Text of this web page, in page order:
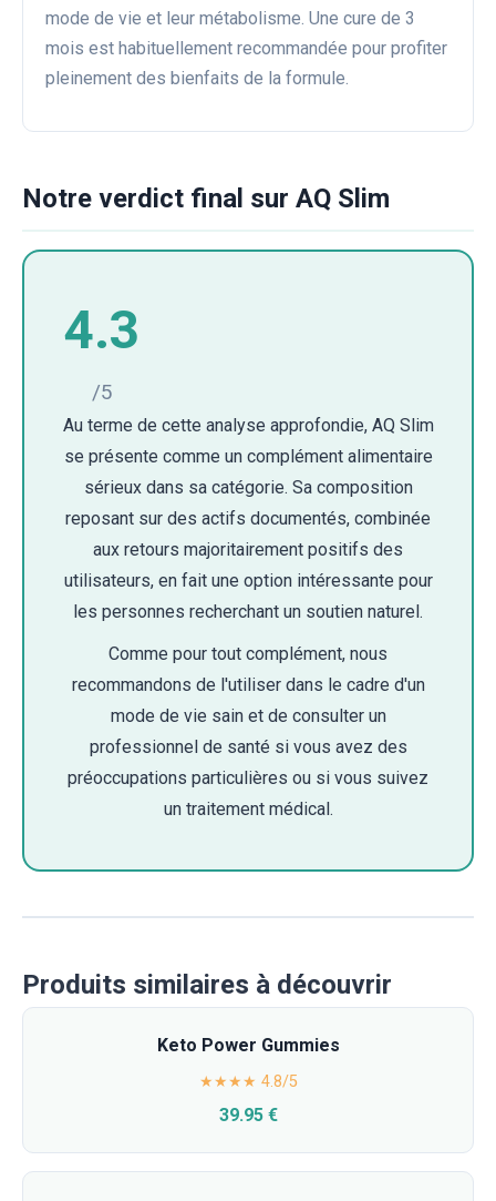
mode de vie et leur métabolisme. Une cure de 3
mois est habituellement recommandée pour profiter
pleinement des bienfaits de la formule.
Notre verdict final sur AQ Slim
4.3
/5
Au terme de cette analyse approfondie, AQ Slim
se présente comme un complément alimentaire
sérieux dans sa catégorie. Sa composition
reposant sur des actifs documentés, combinée
aux retours majoritairement positifs des
utilisateurs, en fait une option intéressante pour
les personnes recherchant un soutien naturel.
Comme pour tout complément, nous
recommandons de l'utiliser dans le cadre d'un
mode de vie sain et de consulter un
professionnel de santé si vous avez des
préoccupations particulières ou si vous suivez
un traitement médical.
Produits similaires à découvrir
Keto Power Gummies
★★★★ 4.8/5
39.95 €